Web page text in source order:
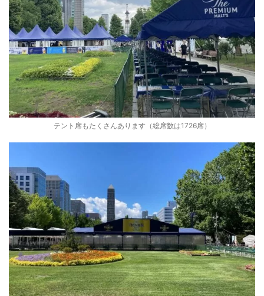
テント席もたくさんあります（総席数は1726席）